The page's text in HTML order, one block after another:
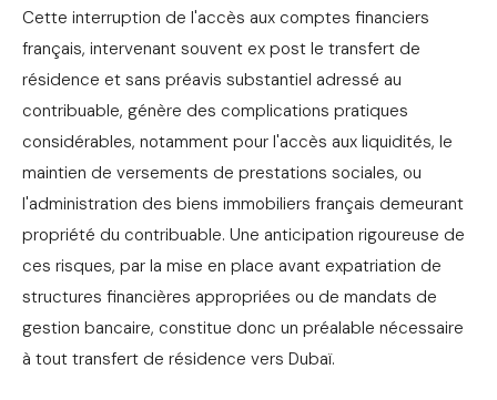
Cette interruption de l'accès aux comptes financiers
français, intervenant souvent ex post le transfert de
résidence et sans préavis substantiel adressé au
contribuable, génère des complications pratiques
considérables, notamment pour l'accès aux liquidités, le
maintien de versements de prestations sociales, ou
l'administration des biens immobiliers français demeurant
propriété du contribuable. Une anticipation rigoureuse de
ces risques, par la mise en place avant expatriation de
structures financières appropriées ou de mandats de
gestion bancaire, constitue donc un préalable nécessaire
à tout transfert de résidence vers Dubaï.